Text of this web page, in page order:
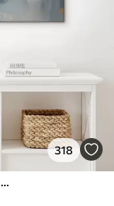
318
Absztrakció a vitorlásokkal a tengeren, akril stílusban, naplemente